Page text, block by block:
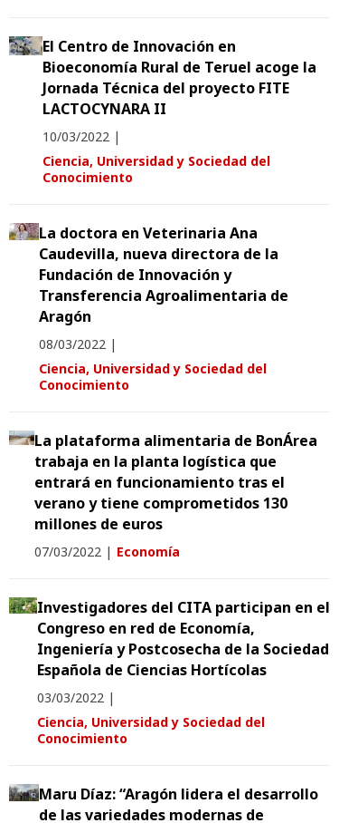
El Centro de Innovación en
Bioeconomía Rural de Teruel acoge la
Jornada Técnica del proyecto FITE
LACTOCYNARA II
10/03/2022 |
Ciencia, Universidad y Sociedad del
Conocimiento
La doctora en Veterinaria Ana
Caudevilla, nueva directora de la
Fundación de Innovación y
Transferencia Agroalimentaria de
Aragón
08/03/2022 |
Ciencia, Universidad y Sociedad del
Conocimiento
La plataforma alimentaria de BonÁrea
trabaja en la planta logística que
entrará en funcionamiento tras el
verano y tiene comprometidos 130
millones de euros
07/03/2022 | Economía
Investigadores del CITA participan en el
Congreso en red de Economía,
Ingeniería y Postcosecha de la Sociedad
Española de Ciencias Hortícolas
03/03/2022 |
Ciencia, Universidad y Sociedad del
Conocimiento
Maru Díaz: “Aragón lidera el desarrollo
de las variedades modernas de